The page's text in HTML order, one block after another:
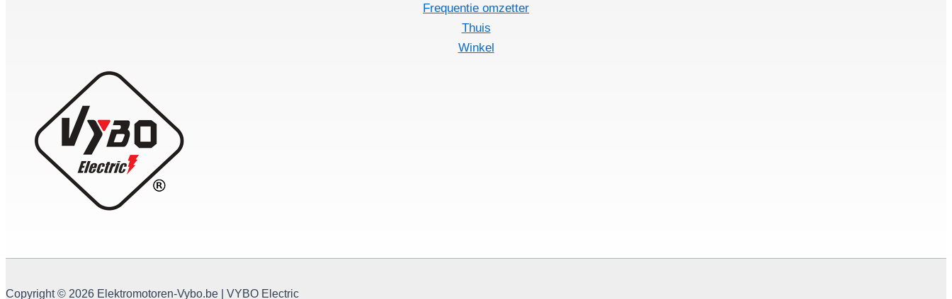
Frequentie omzetter
Thuis
Winkel
Copyright © 2026 Elektromotoren-Vybo.be | VYBO Electric